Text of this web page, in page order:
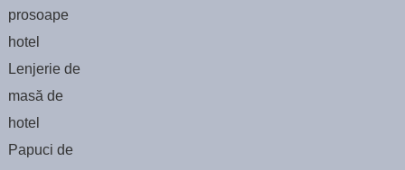
prosoape
hotel
Lenjerie de
masă de
hotel
Papuci de